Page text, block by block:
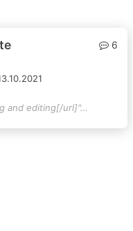
6
and editing[/url]"…